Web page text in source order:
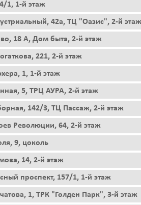
1, 1-й этаж
42а, ТЦ "Оазис", 2-й этаж
18 А, Дом быта, 2-й этаж
221, 2-й этаж
1, 1-й этаж
5, ТРЦ АУРА, 2-й этаж
142/3, ТЦ Пассаж, 2-й этаж
Революции, 64, 2-й этаж
9, цоколь
14, 2-й этаж
проспект, 157/1, 1-й этаж
1, ТРК "Голден Парк", 3-й этаж